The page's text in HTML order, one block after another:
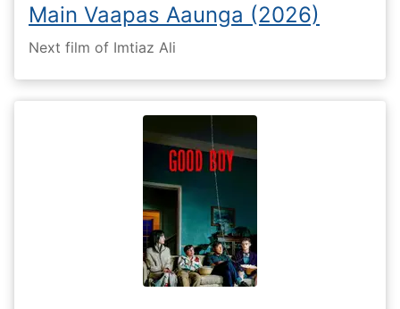
Main Vaapas Aaunga (2026)
Next film of Imtiaz Ali